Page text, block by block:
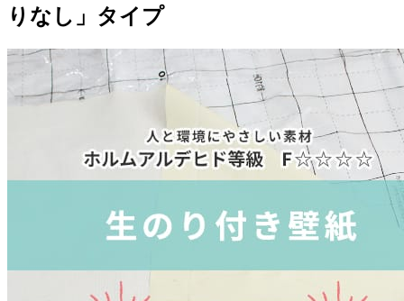
りなし」タイプ